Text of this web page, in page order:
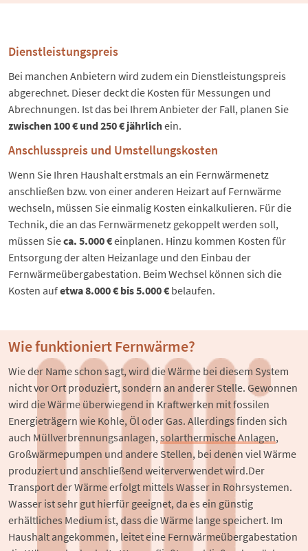
Dienstleistungspreis
Bei manchen Anbietern wird zudem ein Dienstleistungspreis
abgerechnet. Dieser deckt die Kosten für Messungen und
Abrechnungen. Ist das bei Ihrem Anbieter der Fall, planen Sie
zwischen 100 € und 250 € jährlichein.
Anschlusspreis und Umstellungskosten
Wenn Sie Ihren Haushalt erstmals an ein Fernwärmenetz
anschließen bzw. von einer anderen Heizart auf Fernwärme
wechseln, müssen Sie einmalig Kosten einkalkulieren. Für die
Technik, die an das Fernwärmenetz gekoppelt werden soll,
müssen Sieca. 5.000 €einplanen. Hinzu kommen Kosten für
Entsorgung der alten Heizanlage und den Einbau der
Fernwärmeübergabestation. Beim Wechsel können sich die
Kosten aufetwa 8.000 € bis 5.000 € belaufen.
Wie funktioniert Fernwärme?
Wie der Name schon sagt, wird die Wärme bei diesem System
nicht vor Ort produziert, sondern an anderer Stelle. Gewonnen
wird die Wärme überwiegend in Kraftwerken mit fossilen
Energieträgern wie Kohle, Öl oder Gas. Allerdings finden sich
auch Müllverbrennungsanlagen, solarthermische Anlagen,
Großwärmepumpen und andere Stellen, bei denen viel Wärme
produziert und anschließend weiterverwendet wird.Der
Transport der Wärme erfolgt mittels Wasser in Rohrsystemen.
Wasser ist sehr gut hierfür geeignet, da es ein günstig
erhältliches Medium ist, dass die Wärme lange speichert. Im
Haushalt angekommen, leitet eine Fernwärmeübergabestation